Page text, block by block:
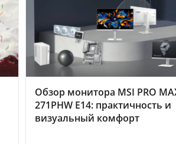
Обзор монитора MSI PRO
271PHW E14: практичность и
визуальный комфорт